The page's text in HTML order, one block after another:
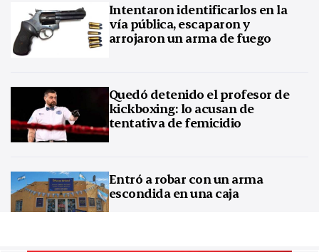
Intentaron identificarlos en la
vía pública, escaparon y
arrojaron un arma de fuego
Quedó detenido el profesor de
kickboxing: lo acusan de
tentativa de femicidio
Entró a robar con un arma
escondida en una caja